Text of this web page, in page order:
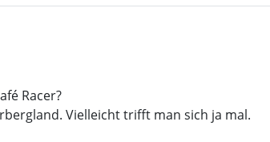
Racer?
Vielleicht trifft man sich ja mal.